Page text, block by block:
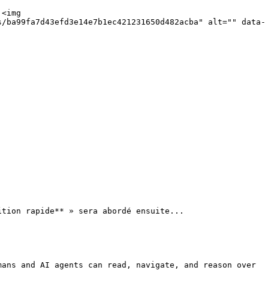
alt="" data-
rapide** » sera abordé ensuite...
and AI agents can read, navigate, and reason over